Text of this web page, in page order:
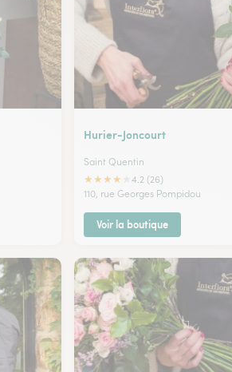
Hurier-Joncourt
Saint Quentin
★★★★
4.2 (26)
110, rue Georges Pompidou
Voir la boutique